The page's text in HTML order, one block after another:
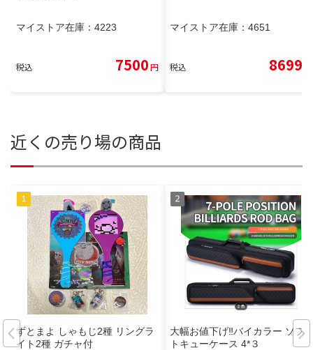
マイストア在庫： 4223
税込 7500円
マイストア在庫： 4651
税込 8699
近くの売り場の商品
ずとまよ しゃもじ2種 リングラ
イト2種 ガチャ付
大幅お値下げ‼️バイカラー ソフ
トキューケース 4*３